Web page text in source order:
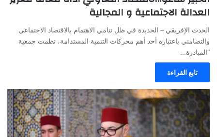
العدالة الاجتماعية و المجالية
الحدث الإفريقي – الجديدة في ظل تنامي الاهتمام بالاقتصاد الاجتماعي
والتضامني باعتباره أحد أهم محركات التنمية المستدامة، نظمت جمعية
“المبادرة…
تابع القراءة